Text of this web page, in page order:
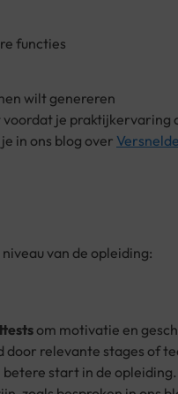
functies
wilt genereren
voordat je praktijkervaring
in ons blog over
van de opleiding:
om motivatie en
relevante stages of
start in de